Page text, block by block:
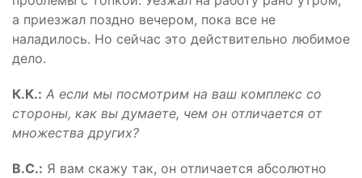
а приезжал поздно вечером, пока все не
наладилось. Но сейчас это действительно любимое
дело.
К.К.: А если мы посмотрим на ваш комплекс со
стороны, как вы думаете, чем он отличается от
множества других?
В.С.: Я вам скажу так, он отличается абсолютно